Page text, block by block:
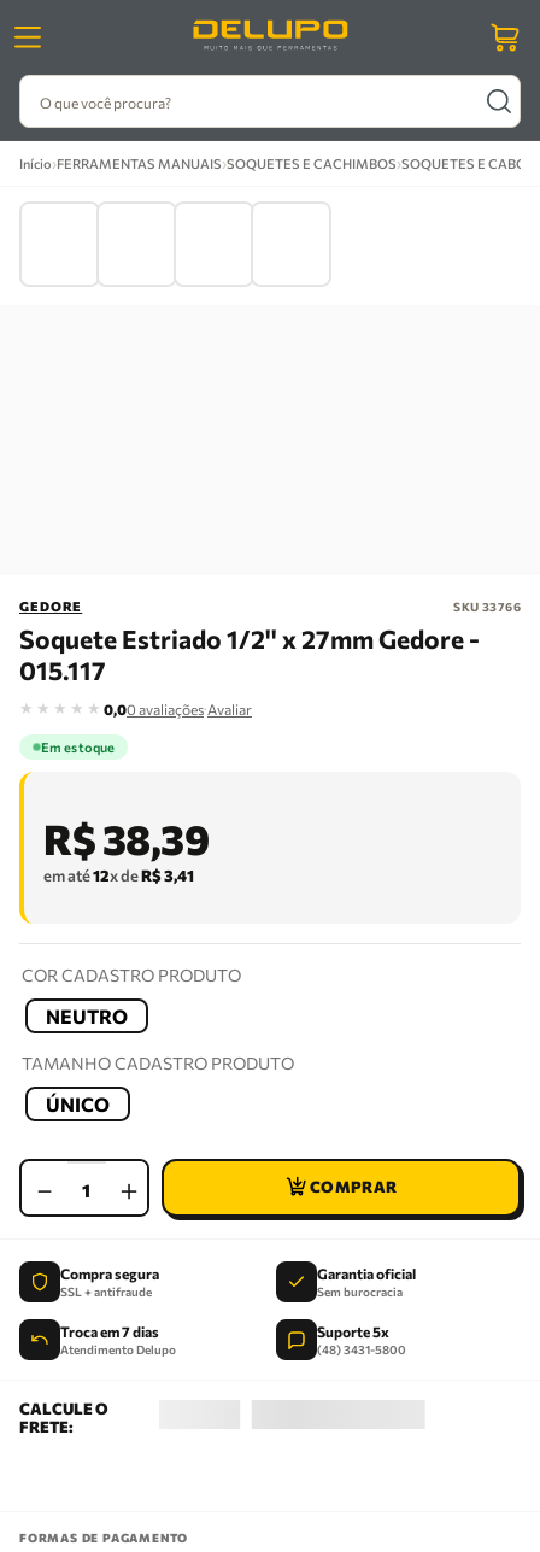
O que você procura?
Início›FERRAMENTAS MANUAIS›SOQUETES E CACHIMBOS›SOQUETES E CABOS
GEDORE SKU 33766
Soquete Estriado 1/2'' x 27mm Gedore -
015.117
★ ★ ★ ★ ★ 0,00 avaliações·Avaliar
Em estoque
R$38,39
em até12x deR$3,41
COR CADASTRO PRODUTO
NEUTRO
TAMANHO CADASTRO PRODUTO
ÚNICO
＋
－
Compra segura
SSL + antifraude
Garantia oficial
Sem burocracia
Troca em 7 dias
Atendimento Delupo
Suporte 5x
(48) 3431-5800
FORMAS DE PAGAMENTO